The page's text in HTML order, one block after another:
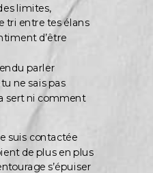
limites,
tri entre tes élans
d’être
parler
ne sais pas
sert ni comment
suis contactée
de plus en plus
s’épuiser